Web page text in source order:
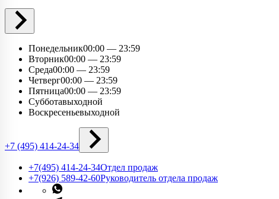
Понедельник00:00 — 23:59
Вторник00:00 — 23:59
Среда00:00 — 23:59
Четверг00:00 — 23:59
Пятница00:00 — 23:59
Субботавыходной
Воскресеньевыходной
+7 (495) 414-24-34
+7(495) 414-24-34​Отдел продаж
+7(926) 589-42-60Руководитель отдела продаж